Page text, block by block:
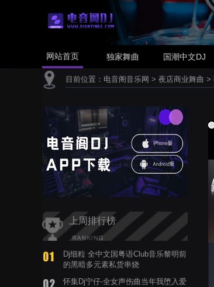
网站首页 独家舞曲 国潮中文DJ
目前位置： 电音阁音乐网 > 夜店商业舞曲 >
上周排行榜
Dj细粒 全中文国粤语Club音乐黎明前
的黑暗多元素私货串烧
怀集Dj宁仔-全女声伤曲当年我堕入爱